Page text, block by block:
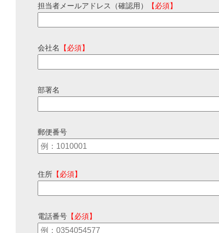
担当者メールアドレス（確認用） 【必須】
会社名 【必須】
部署名
郵便番号
住所 【必須】
電話番号 【必須】